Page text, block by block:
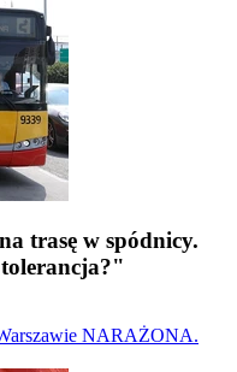
trasę w spódnicy.
NARAŻONA.